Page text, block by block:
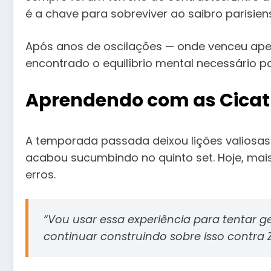
é a chave para sobreviver ao saibro
Após anos de oscilações — onde venceu
encontrado o equilíbrio mental necessário
Aprendendo com as
A temporada passada deixou lições
acabou sucumbindo no quinto set. Hoje,
erros.
“Vou usar essa experiência para tentar
continuar construindo sobre isso contra